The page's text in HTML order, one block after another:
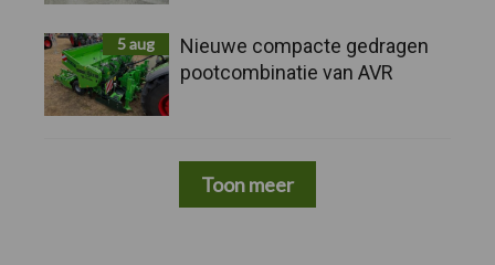
5 aug
Nieuwe compacte gedragen
pootcombinatie van AVR
Toon meer